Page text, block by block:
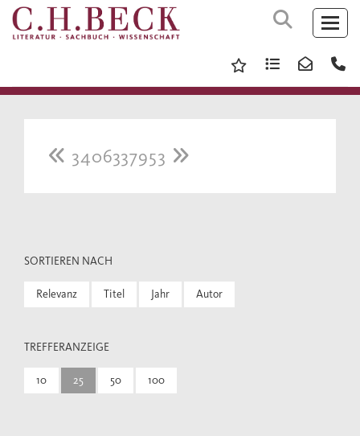
3406337953
SORTIEREN NACH
Relevanz Titel Jahr Autor
TREFFERANZEIGE
10 25 50 100